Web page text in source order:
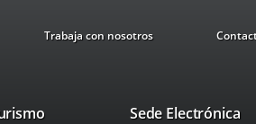
Trabaja con nosotros
Este
Sede Electrónica